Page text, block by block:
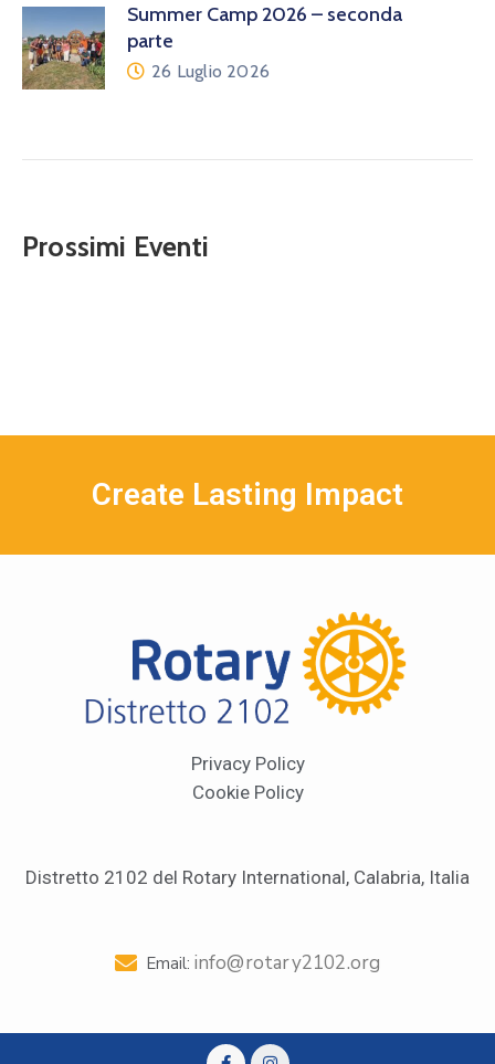
Summer Camp 2026 – seconda
parte
26 Luglio 2026
Prossimi Eventi
Create Lasting Impact
Privacy Policy
Cookie Policy
Distretto 2102 del Rotary International, Calabria, Italia
Email: info@rotary2102.org